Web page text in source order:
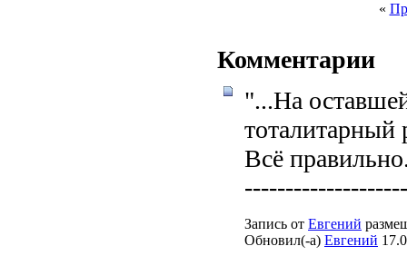
«
Комментарии
"...На
Всё
Запись от Евгений
Обновил(-а) Евгений